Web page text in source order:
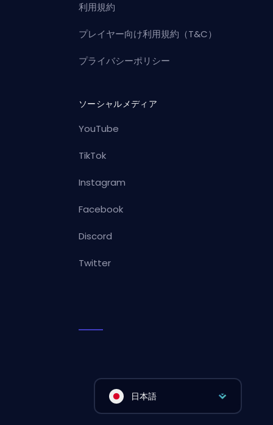
利用規約
プレイヤー向け利用規約（T&C）
プライバシーポリシー
ソーシャルメディア
YouTube
TikTok
Instagram
Facebook
Discord
Twitter
日本語